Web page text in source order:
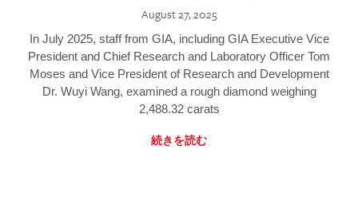
August 27, 2025
In July 2025, staff from GIA, including GIA Executive Vice
President and Chief Research and Laboratory Officer Tom
Moses and Vice President of Research and Development
Dr. Wuyi Wang, examined a rough diamond weighing
2,488.32 carats
続きを読む